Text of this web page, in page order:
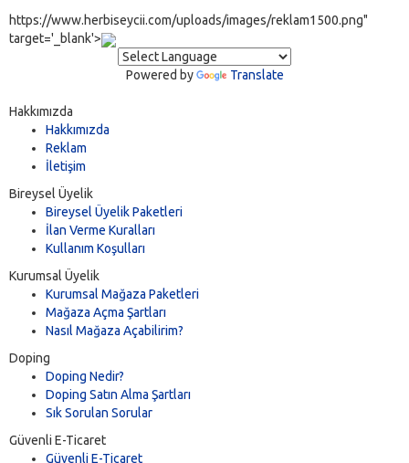
https://www.herbiseycii.com/uploads/images/reklam1500.png"
target='_blank'>
Powered by Translate
Hakkımızda
Hakkımızda
Reklam
İletişim
Bireysel Üyelik
Bireysel Üyelik Paketleri
İlan Verme Kuralları
Kullanım Koşulları
Kurumsal Üyelik
Kurumsal Mağaza Paketleri
Mağaza Açma Şartları
Nasıl Mağaza Açabilirim?
Doping
Doping Nedir?
Doping Satın Alma Şartları
Sık Sorulan Sorular
Güvenli E-Ticaret
Güvenli E-Ticaret